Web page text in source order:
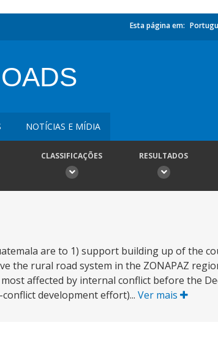
Esta página em:
NOTÍCIAS E MÍDIA
CLASSIFICAÇÕES RESULTADOS
are to 1) support building up of the
the rural road system in the ZONAPAZ
affected by internal conflict before the
development effort)... Ver mais